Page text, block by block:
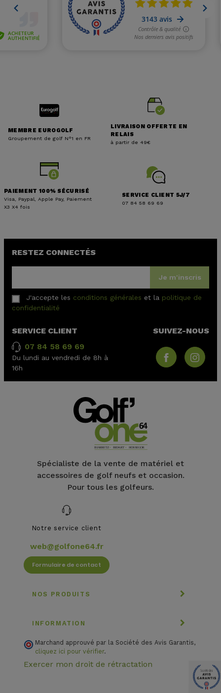
MEMBRE EUROGOLF
Groupement de golf N°1 en FR
LIVRAISON OFFERTE EN
RELAIS
à partir de 49€
PAIEMENT 100% SÉCURISÉ
Visa, Paypal, Apple Pay, Paiement
X3 X4 fois
SERVICE CLIENT 5J/7
07 84 58 69 69
RESTEZ CONNECTÉS
Je m'inscris
J'accepte les conditions générales et la politique de
confidentialité
SERVICE CLIENT
07 84 58 69 69
Du lundi au vendredi de 8h à
16h
SUIVEZ-NOUS
Spécialiste de la vente de matériel et
accessoires de golf neufs et occasion.
Pour tous les golfeurs.
Notre service client
web@golfone64.fr
Formulaire de contact
NOS PRODUITS
INFORMATION
Marchand approuvé par la Société des Avis Garantis,
cliquez ici pour vérifier.
Exercer mon droit de rétractation